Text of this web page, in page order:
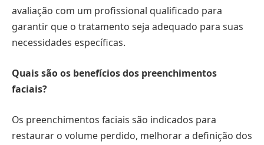
avaliação com um profissional qualificado para
garantir que o tratamento seja adequado para suas
necessidades específicas.
Quais são os benefícios dos preenchimentos
faciais?
Os preenchimentos faciais são indicados para
restaurar o volume perdido, melhorar a definição dos